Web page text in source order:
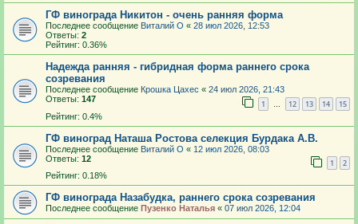
ГФ винограда Никитон - очень ранняя форма
Последнее сообщение Виталий О « 28 июл 2026, 12:53
Ответы: 2
Рейтинг: 0.36%
Надежда ранняя - гибридная форма раннего срока
созревания
Последнее сообщение Крошка Цахес « 24 июл 2026, 21:43
Ответы: 147 1 … 12 13 14 15
Рейтинг: 0.4%
ГФ виноград Наташа Ростова селекция Бурдака А.В.
Последнее сообщение Виталий О « 12 июл 2026, 08:03
Ответы: 12 1 2
Рейтинг: 0.18%
ГФ винограда Назабудка, раннего срока созревания
Последнее сообщение Пузенко Наталья « 07 июл 2026, 12:04